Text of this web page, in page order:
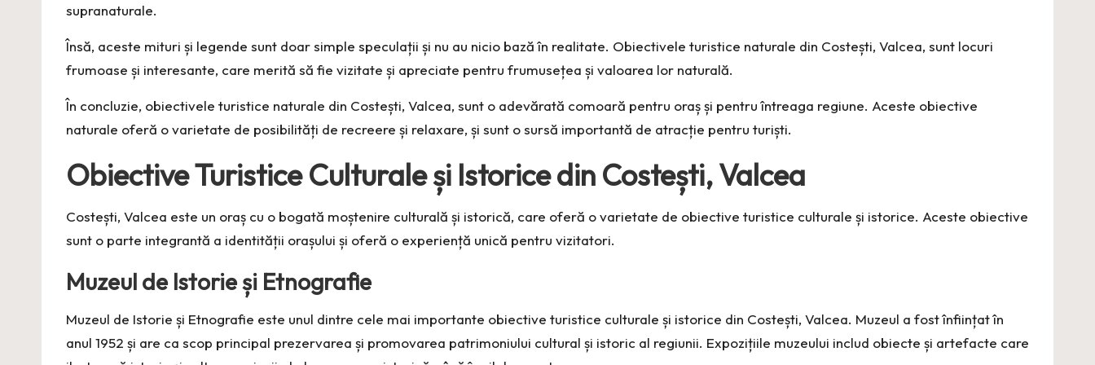
supranaturale.
Însă, aceste mituri și legende sunt doar simple speculații și nu au nicio bază în realitate. Obiectivele turistice naturale din Costești, Valcea, sunt locuri
frumoase și interesante, care merită să fie vizitate și apreciate pentru frumusețea și valoarea lor naturală.
În concluzie, obiectivele turistice naturale din Costești, Valcea, sunt o adevărată comoară pentru oraș și pentru întreaga regiune. Aceste obiective
naturale oferă o varietate de posibilități de recreere și relaxare, și sunt o sursă importantă de atracție pentru turiști.
Obiective Turistice Culturale și Istorice din Costești, Valcea
Costești, Valcea este un oraș cu o bogată moștenire culturală și istorică, care oferă o varietate de obiective turistice culturale și istorice. Aceste obiective
sunt o parte integrantă a identității orașului și oferă o experiență unică pentru vizitatori.
Muzeul de Istorie și Etnografie
Muzeul de Istorie și Etnografie este unul dintre cele mai importante obiective turistice culturale și istorice din Costești, Valcea. Muzeul a fost înființat în
anul 1952 și are ca scop principal prezervarea și promovarea patrimoniului cultural și istoric al regiunii. Expozițiile muzeului includ obiecte și artefacte care